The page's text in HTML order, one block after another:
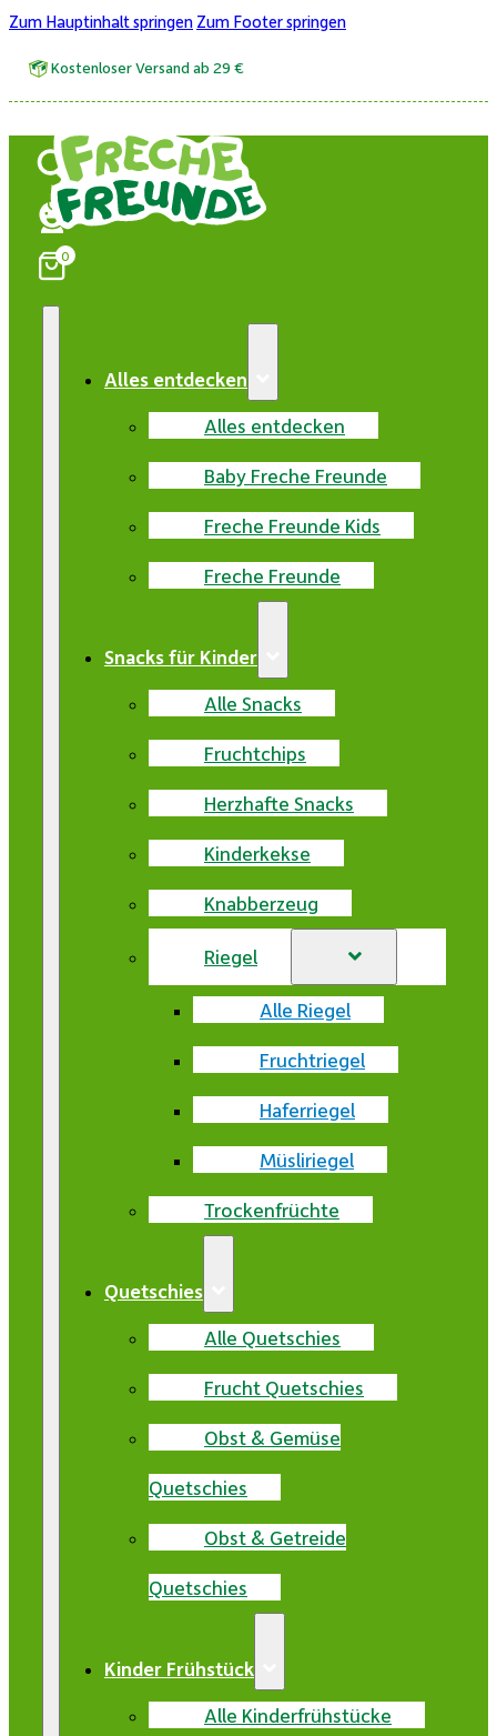
Zum Hauptinhalt springen Zum Footer springen
Kostenloser Versand ab 29 €
0
Alles entdecken
Alles entdecken
Baby Freche Freunde
Freche Freunde Kids
Freche Freunde
Snacks für Kinder
Alle Snacks
Fruchtchips
Herzhafte Snacks
Kinderkekse
Knabberzeug
Riegel
Alle Riegel
Fruchtriegel
Haferriegel
Müsliriegel
Trockenfrüchte
Quetschies
Alle Quetschies
Frucht Quetschies
Obst & Gemüse
Quetschies
Obst & Getreide
Quetschies
Kinder Frühstück
Alle Kinderfrühstücke